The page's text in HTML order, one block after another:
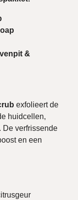
&
exfolieert de
huidcellen,
. De verfrissende
en een